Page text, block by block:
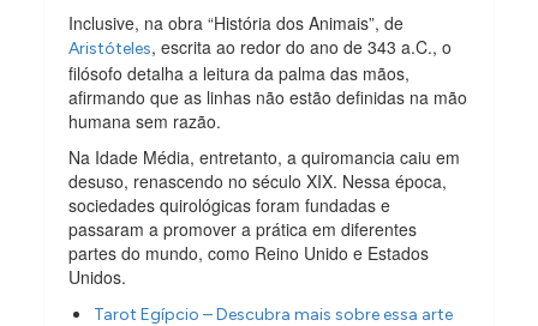
Inclusive, na obra “História dos Animais”, de
Aristóteles, escrita ao redor do ano de 343 a.C., o
filósofo detalha a leitura da palma das mãos,
afirmando que as linhas não estão definidas na mão
humana sem razão.
Na Idade Média, entretanto, a quiromancia caiu em
desuso, renascendo no século XIX. Nessa época,
sociedades quirológicas foram fundadas e
passaram a promover a prática em diferentes
partes do mundo, como Reino Unido e Estados
Unidos.
Tarot Egípcio – Descubra mais sobre essa arte